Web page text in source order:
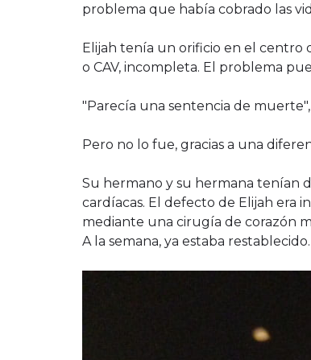
problema que había cobrado las
Elijah tenía un orificio en el centro
o CAV, incompleta. El problema
"Parecía una sentencia de
Pero no lo fue, gracias a una
Su hermano y su hermana tenían
cardíacas. El defecto de Elijah era
mediante una cirugía de corazón
A la semana, ya estaba restablecido.